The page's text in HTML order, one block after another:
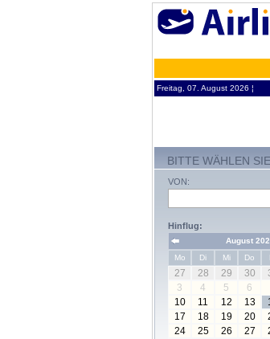
Freitag, 07. August 2026 ¦
BITTE WÄHLEN
VON:
Hinflug:
August
Mo
Di Mi Do
27 28 29 30
3
4 5 6
10
11 12 13
17
18 19 20
24
25 26 27